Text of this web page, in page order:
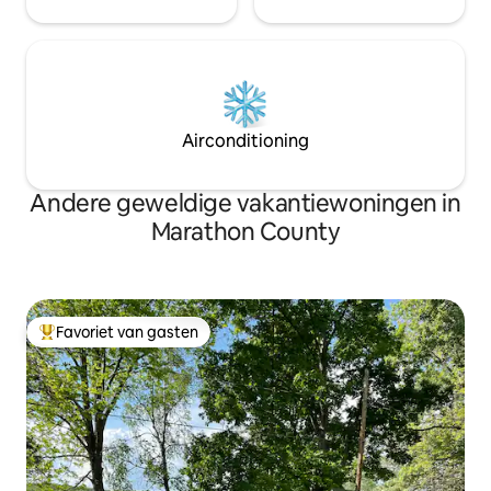
Airconditioning
Andere geweldige vakantiewoningen in
Marathon County
Topfavoriet van gasten
Favoriet van gasten